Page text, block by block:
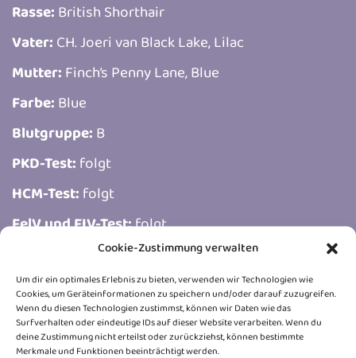
Cookie-Zustimmung verwalten
Um dir ein optimales Erlebnis zu bieten, verwenden wir Technologien wie
Cookies, um Geräteinformationen zu speichern und/oder darauf zuzugreifen.
Wenn du diesen Technologien zustimmst, können wir Daten wie das
Surfverhalten oder eindeutige IDs auf dieser Website verarbeiten. Wenn du
deine Zustimmung nicht erteilst oder zurückziehst, können bestimmte
Merkmale und Funktionen beeinträchtigt werden.
Rasse: British Shorthair
Vater: CH. Joeri van Black Lake, Lilac
Mutter: Finch’s Penny Lane, Blue
Farbe: Blue
Blutgruppe: B
PKD-Test: folgt
HCM-Test: folgt
FelV und FIV-Test:folgt
Newsletter